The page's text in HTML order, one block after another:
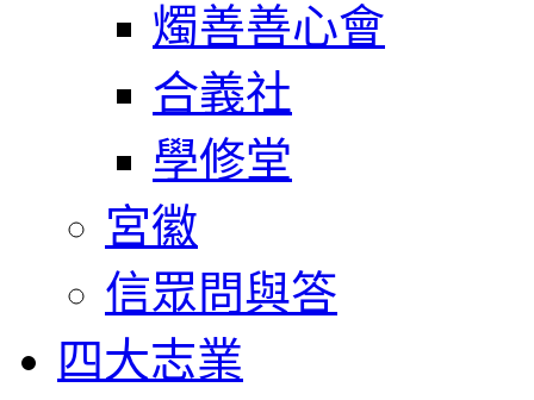
燭善善心會
合義社
學修堂
宮徽
信眾問與答
四大志業